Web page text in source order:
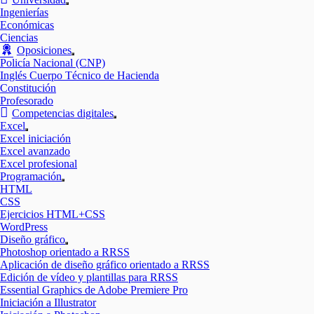
Mostrar
Ingenierías
Económicas
Ciencias
Oposiciones
Mostrar
el
submenú
Policía Nacional (CNP)
Inglés Cuerpo Técnico de Hacienda
Constitución
Profesorado
Competencias digitales
Mostrar
Excel
Mostrar
el
submenú
Excel iniciación
Excel avanzado
Excel profesional
Programación
Mostrar
HTML
CSS
Ejercicios HTML+CSS
WordPress
Diseño gráfico
Mostrar
el
submenú
Photoshop orientado a RRSS
Aplicación de diseño gráfico orientado a RRSS
Edición de vídeo y plantillas para RRSS
Essential Graphics de Adobe Premiere Pro
Iniciación a Illustrator